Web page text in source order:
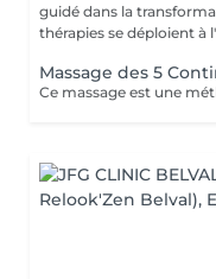
guidé dans la
thérapies se déploient à
Massage des 5